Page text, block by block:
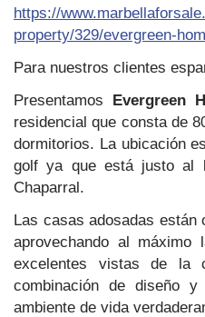
https://
property/329/evergreen-
Para nuestros clientes
Presentamos Evergreen
residencial que consta de
dormitorios. La ubicación
golf ya que está justo al
Chaparral.
Las casas adosadas
aprovechando al
excelentes vistas de la
combinación de diseño
ambiente de vida